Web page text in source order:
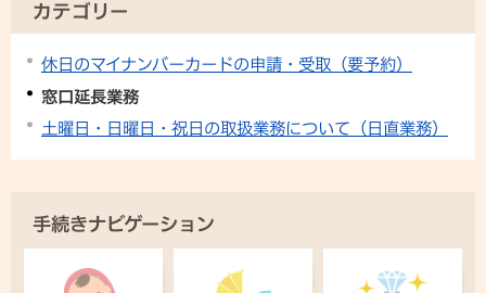
カテゴリー
休日のマイナンバーカードの申請・受取（要予約）
窓口延長業務
土曜日・日曜日・祝日の取扱業務について（日直業務）
手続きナビゲーション